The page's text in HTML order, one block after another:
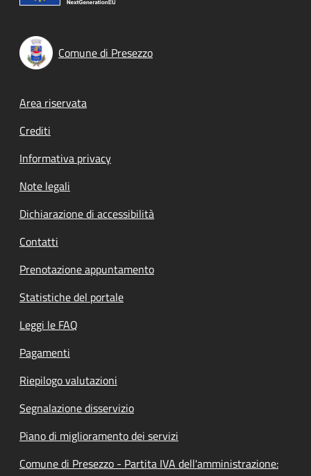
Comune di Presezzo
Footer menu
Area riservata
Crediti
Informativa privacy
Note legali
Dichiarazione di accessibilità
Contatti
Prenotazione appuntamento
Statistiche del portale
Leggi le FAQ
Pagamenti
Riepilogo valutazioni
Segnalazione disservizio
Piano di miglioramento dei servizi
Comune di Presezzo - Partita IVA dell'amministrazione: